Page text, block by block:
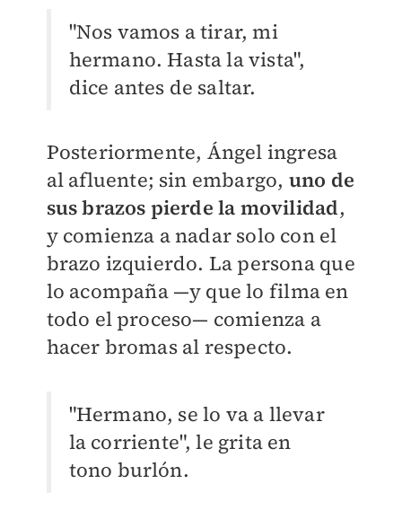
"Nos vamos a tirar, mi
hermano. Hasta la vista",
dice antes de saltar.
Posteriormente, Ángel ingresa
al afluente; sin embargo, uno de
sus brazos pierde la movilidad,
y comienza a nadar solo con el
brazo izquierdo. La persona que
lo acompaña —y que lo filma en
todo el proceso— comienza a
hacer bromas al respecto.
"Hermano, se lo va a llevar
la corriente", le grita en
tono burlón.